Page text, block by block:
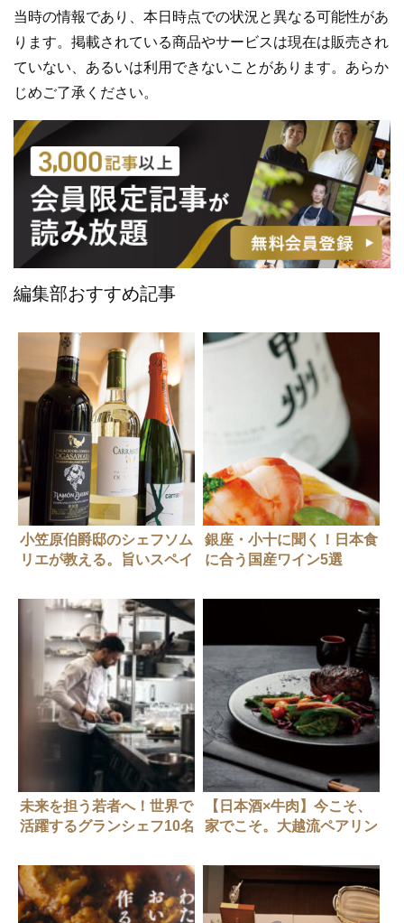
当時の情報であり、本日時点での状況と異なる可能性があ
ります。掲載されている商品やサービスは現在は販売され
ていない、あるいは利用できないことがあります。あらか
じめご了承ください。
編集部おすすめ記事
小笠原伯爵邸のシェフソム
リエが教える。旨いスペイ
銀座・小十に聞く！日本食
に合う国産ワイン5選
未来を担う若者へ！世界で
活躍するグランシェフ10名
【日本酒×牛肉】今こそ、
家でこそ。大越流ペアリン